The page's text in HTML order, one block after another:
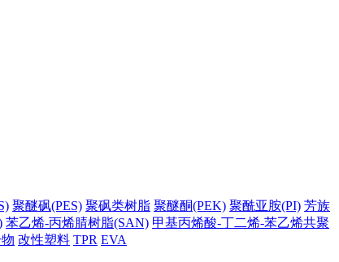
聚醚砜(PES) 聚砜类树脂 聚醚酮(PEK) 聚酰亚胺(PI) 芳族
苯乙烯-丙烯腈树脂(SAN) 甲基丙烯酸-丁二烯-苯乙烯共聚
改性塑料 TPR EVA